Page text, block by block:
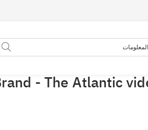
- The Atlantic